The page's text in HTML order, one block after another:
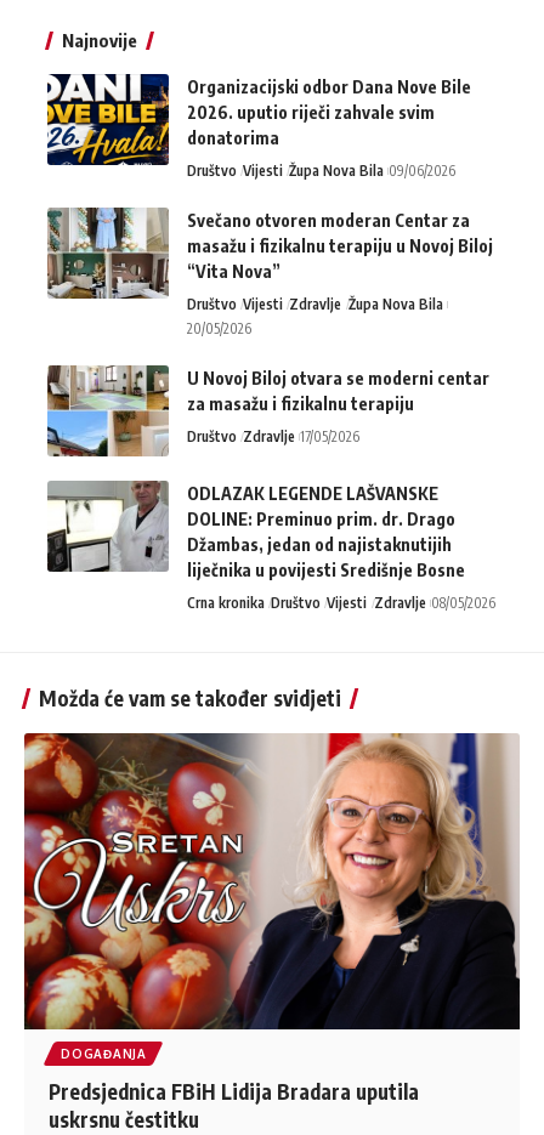
Najnovije
Organizacijski odbor Dana Nove Bile
2026. uputio riječi zahvale svim
donatorima
Društvo Vijesti Župa Nova Bila 09/06/2026
Svečano otvoren moderan Centar za
masažu i fizikalnu terapiju u Novoj Biloj
“Vita Nova”
Društvo Vijesti Zdravlje Župa Nova Bila
20/05/2026
U Novoj Biloj otvara se moderni centar
za masažu i fizikalnu terapiju
Društvo Zdravlje 17/05/2026
ODLAZAK LEGENDE LAŠVANSKE
DOLINE: Preminuo prim. dr. Drago
Džambas, jedan od najistaknutijih
liječnika u povijesti Središnje Bosne
Crna kronika Društvo Vijesti Zdravlje 08/05/2026
Možda će vam se također svidjeti
DOGAĐANJA
Predsjednica FBiH Lidija Bradara uputila
uskrsnu čestitku